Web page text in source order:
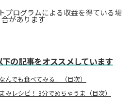
プログラムによる収益を得ている場
合があります
の記事をオススメしています
でも食べてみる」（目次）
レシピ！ 3分でめちゃうま（目次）